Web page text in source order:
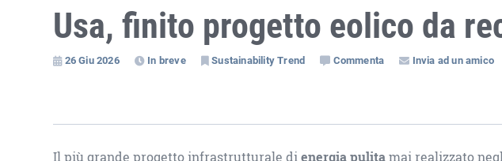
Usa, finito progetto eolico da
26 Giu 2026 In breve Sustainability Trend Commenta Invia ad un amico
Il più grande progetto infrastrutturale dienergia pulitamai realizzato